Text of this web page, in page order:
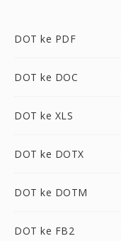
DOT ke PDF
DOT ke DOC
DOT ke XLS
DOT ke DOTX
DOT ke DOTM
DOT ke FB2